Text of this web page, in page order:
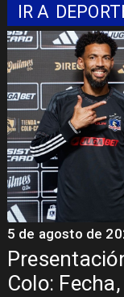
IR A
La Roja
del Mundial
5 de agosto de